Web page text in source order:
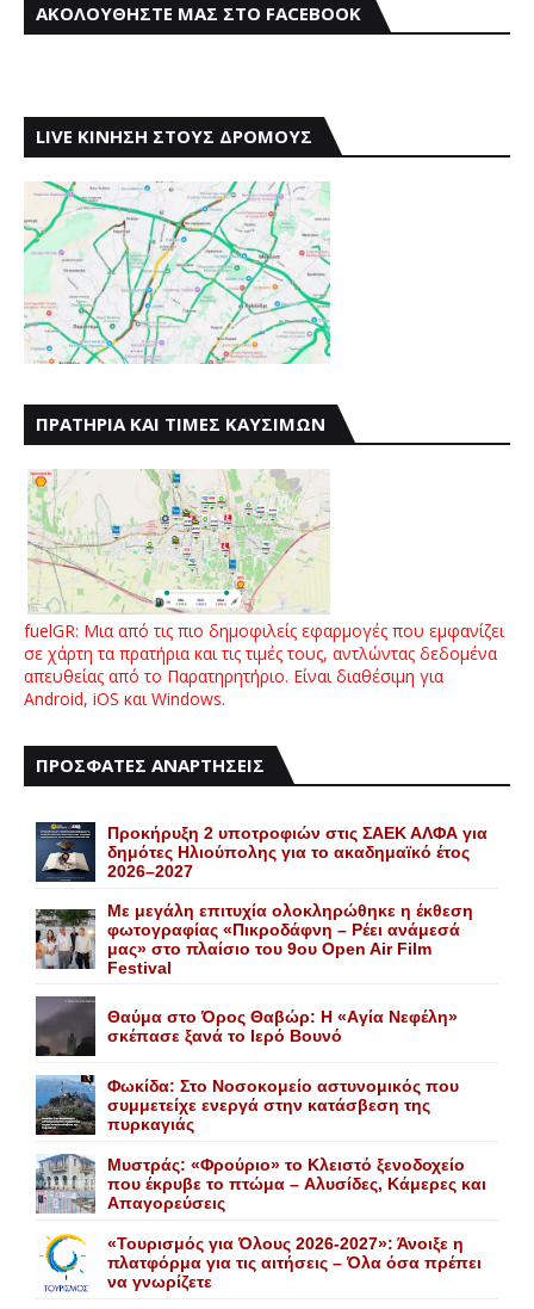
ΑΚΟΛΟΥΘΗΣΤΕ ΜΑΣ ΣΤΟ FACEBOOK
LIVE ΚΙΝΗΣΗ ΣΤΟΥΣ ΔΡΟΜΟΥΣ
ΠΡΑΤΗΡΙΑ ΚΑΙ ΤΙΜΕΣ ΚΑΥΣΙΜΩΝ
fuelGR: Μια από τις πιο δημοφιλείς εφαρμογές που εμφανίζει
σε χάρτη τα πρατήρια και τις τιμές τους, αντλώντας δεδομένα
απευθείας από το Παρατηρητήριο. Είναι διαθέσιμη για
Android, iOS και Windows.
ΠΡΟΣΦΑΤΕΣ ΑΝΑΡΤΗΣΕΙΣ
Προκήρυξη 2 υποτροφιών στις ΣΑΕΚ ΑΛΦΑ για
δημότες Ηλιούπολης για το ακαδημαϊκό έτος
2026–2027
Με μεγάλη επιτυχία ολοκληρώθηκε η έκθεση
φωτογραφίας «Πικροδάφνη – Ρέει ανάμεσά
μας» στο πλαίσιο του 9ου Open Air Film
Festival
Θαύμα στο Όρος Θαβώρ: H «Aγία Nεφέλη»
σκέπασε ξανά το Iερό Bουνό
Φωκίδα: Στο Νοσοκομείο αστυνομικός που
συμμετείχε ενεργά στην κατάσβεση της
πυρκαγιάς
Mυστράς: «Φρούριο» το Kλειστό ξενοδοχείο
που έκρυβε το πτώμα – Aλυσίδες, Kάμερες και
Aπαγορεύσεις
«Τουρισμός για Όλους 2026-2027»: Άνοιξε η
πλατφόρμα για τις αιτήσεις – Όλα όσα πρέπει
να γνωρίζετε